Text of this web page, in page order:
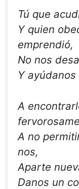
Tú que
Y quien
emprendió,
No nos
Y
A
A no
nos,
Aparte
Danos un